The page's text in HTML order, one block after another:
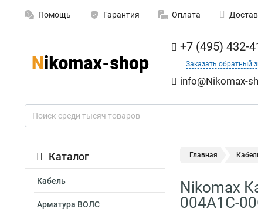
Помощь Гарантия Оплата
+7 (495) 432-
Заказать обратный
info@Nikomax-
Каталог
Кабель
Арматура ВОЛС
Главная
Nikomax
004A1C-